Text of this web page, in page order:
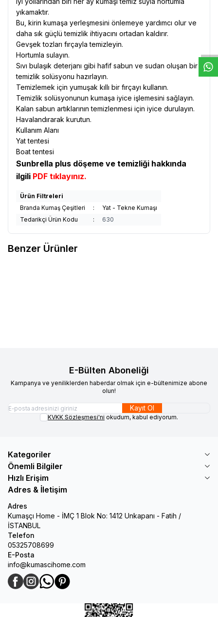
yıkamaktır.
Bu, kirin kumaşa yerleşmesini önlemeye yardımcı olur ve
daha sık güçlü temizlik ihtiyacını ortadan kaldırır.
Gevşek tozları fırçayla temizleyin.
Hortumla sulayın.
Sıvı bulaşık deterjanı gibi hafif sabun ve sudan oluşan bir
temizlik solüsyonu hazırlayın.
Temizlemek için yumuşak kıllı bir fırçayı kullanın.
Temizlik solüsyonunun kumaşa iyice işlemesini sağlayın.
Kalan sabun artıklarının temizlenmesi için iyice durulayın.
Havalandırarak kurutun.
Kullanım Alanı
Yat tentesi
Boat tentesi
Sunbrella plus döşeme ve temizliği hakkında
ilgili PDF tıklayınız.
Ürün Filtreleri
Branda Kumaş Çeşitleri
:
Yat - Tekne Kumaşı
Tedarikçi Ürün Kodu
: 630
Benzer Ürünler
E-Bülten Aboneliği
Kampanya ve yeniliklerden haberdar olmak için e-bültenimize abone
olun!
Kayıt Ol
KVKK Sözleşmesi'ni okudum, kabul ediyorum.
Kategoriler
Önemli Bilgiler
Hızlı Erişim
Adres & İletişim
Adres
Kumaşçı Home - İMÇ 1 Blok No: 1412 Unkapanı - Fatih /
İSTANBUL
Telefon
05325708699
E-Posta
info@kumascihome.com
Facebook
InstagramWhatsApp
Pinterest